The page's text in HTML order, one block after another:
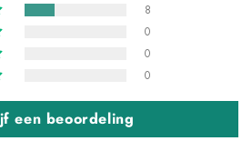
8
0
0
0
een beoordeling